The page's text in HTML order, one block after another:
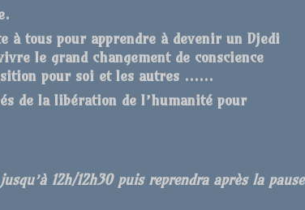
à tous pour apprendre à devenir un Djedi
le grand changement de conscience
pour soi et les autres ……
de la libération de l’humanité pour
12h/12h30 puis reprendra après la pause